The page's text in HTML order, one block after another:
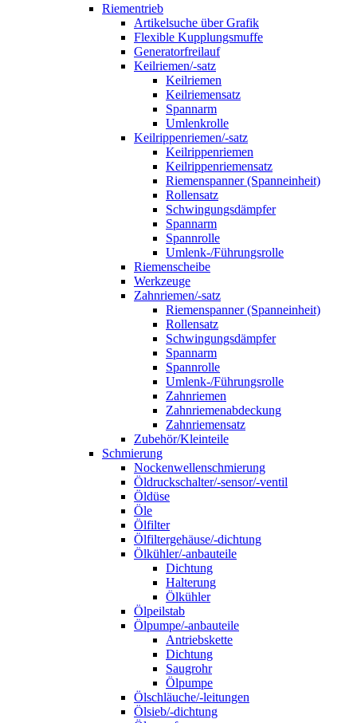
Riementrieb
Artikelsuche über Grafik
Flexible Kupplungsmuffe
Generatorfreilauf
Keilriemen/-satz
Keilriemen
Keilriemensatz
Spannarm
Umlenkrolle
Keilrippenriemen/-satz
Keilrippenriemen
Keilrippenriemensatz
Riemenspanner (Spanneinheit)
Rollensatz
Schwingungsdämpfer
Spannarm
Spannrolle
Umlenk-/Führungsrolle
Riemenscheibe
Werkzeuge
Zahnriemen/-satz
Riemenspanner (Spanneinheit)
Rollensatz
Schwingungsdämpfer
Spannarm
Spannrolle
Umlenk-/Führungsrolle
Zahnriemen
Zahnriemenabdeckung
Zahnriemensatz
Zubehör/Kleinteile
Schmierung
Nockenwellenschmierung
Öldruckschalter/-sensor/-ventil
Öldüse
Öle
Ölfilter
Ölfiltergehäuse/-dichtung
Ölkühler/-anbauteile
Dichtung
Halterung
Ölkühler
Ölpeilstab
Ölpumpe/-anbauteile
Antriebskette
Dichtung
Saugrohr
Ölpumpe
Ölschläuche/-leitungen
Ölsieb/-dichtung